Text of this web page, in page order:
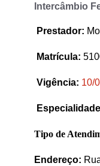
Intercâmbio
Prestador:
Matrícula:
Vigência: 10/
Tipo de
Endereço: